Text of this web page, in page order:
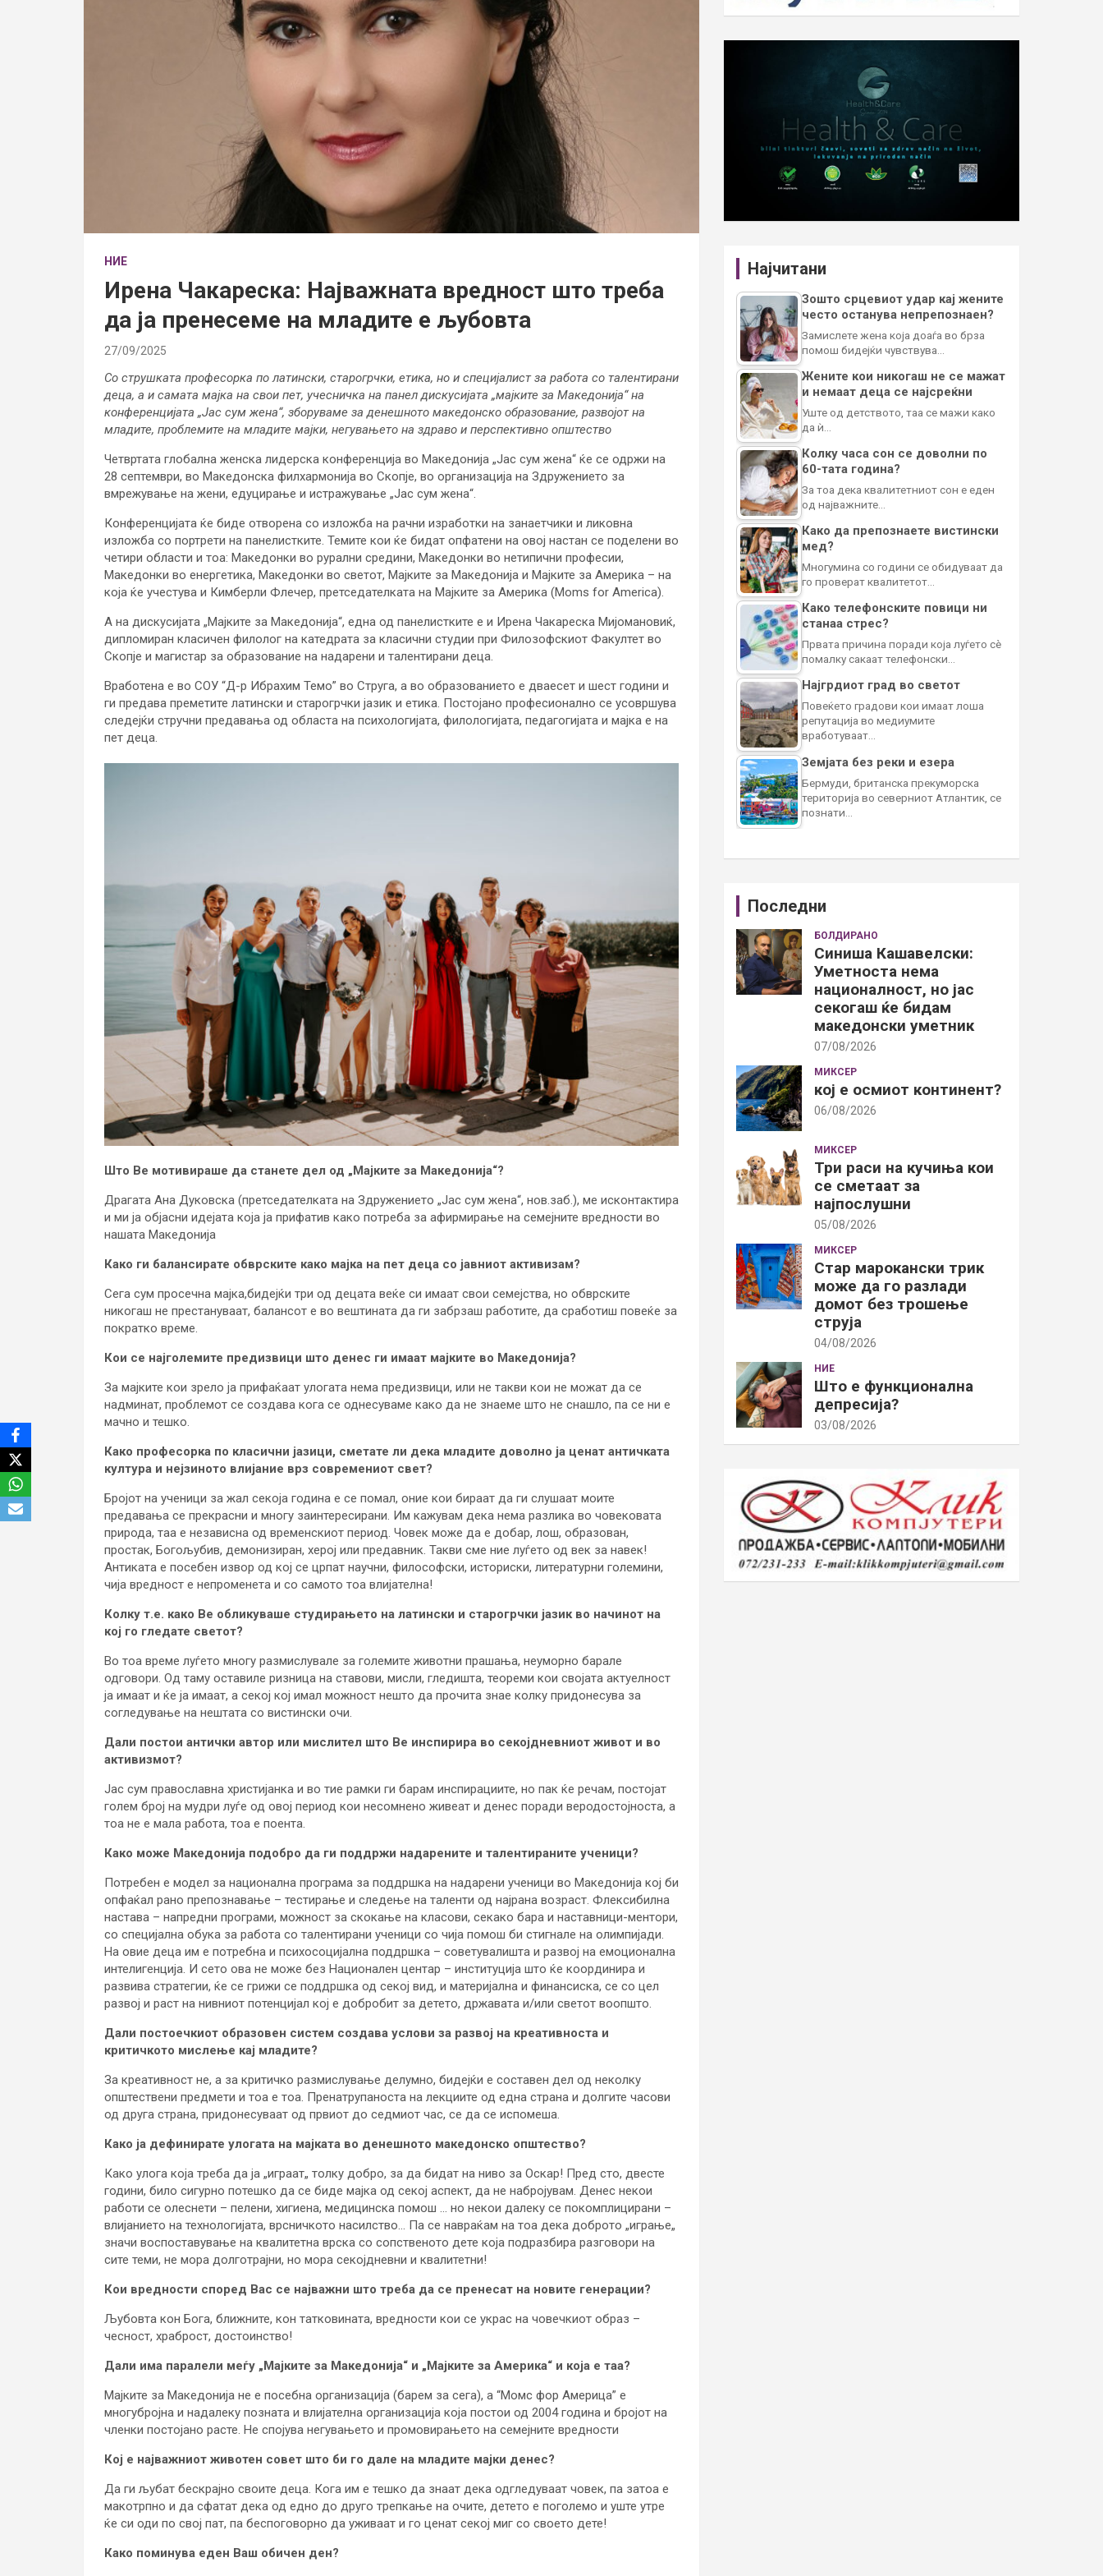
НИЕ
Ирена Чакареска: Најважната вредност што треба
да ја пренесеме на младите е љубовта
27/09/2025
Со струшката професорка по латински, старогрчки, етика, но и специјалист за работа со талентирани
деца, а и самата мајка на свои пет, учесничка на панел дискусијата „мајките за Македонија“ на
конференцијата „Јас сум жена“, зборуваме за денешното македонско образование, развојот на
младите, проблемите на младите мајки, негувањето на здраво и перспективно општество
Четвртата глобална женска лидерска конференција во Македонија „Јас сум жена“ ќе се одржи на
28 септември, во Македонска филхармонија во Скопје, во организација на Здружението за
вмрежување на жени, едуцирање и истражување „Јас сум жена“.
Конференцијата ќе биде отворена со изложба на рачни изработки на занаетчики и ликовна
изложба со портрети на панелистките. Темите кои ќе бидат опфатени на овој настан се поделени во
четири области и тоа: Македонки во рурални средини, Македонки во нетипични професии,
Македонки во енергетика, Македонки во светот, Мајките за Македонија и Мајките за Америка – на
која ќе учестува и Кимберли Флечер, претседателката на Мајките за Америка (Moms for America).
А на дискусијата „Мајките за Македонија“, една од панелистките е и Ирена Чакареска Мијомановиќ,
дипломиран класичен филолог на катедрата за класични студии при Филозофскиот Факултет во
Скопје и магистар за образование на надарени и талентирани деца.
Вработена е во СОУ “Д-р Ибрахим Темо” во Струга, а во образованието е дваесет и шест години и
ги предава преметите латински и старогрчки јазик и етика. Постојано професионално се усовршува
следејќи стручни предавања од областа на психологијата, филологијата, педагогијата и мајка е на
пет деца.
Што Ве мотивираше да станете дел од „Мајките за Македонија“?
Драгата Ана Дуковска (претседателката на Здружението „Јас сум жена“, нов.заб.), ме исконтактира
и ми ја објасни идејата која ја прифатив како потреба за афирмирање на семејните вредности во
нашата Македонија
Како ги балансирате обврските како мајка на пет деца со јавниот активизам?
Сега сум просечна мајка,бидејќи три од децата веќе си имаат свои семејства, но обврските
никогаш не престануваат, балансот е во вештината да ги забрзаш работите, да сработиш повеќе за
пократко време.
Кои се најголемите предизвици што денес ги имаат мајките во Македонија?
За мајките кои зрело ја прифаќаат улогата нема предизвици, или не такви кои не можат да се
надминат, проблемот се создава кога се однесуваме како да не знаеме што не снашло, па се ни е
мачно и тешко.
Како професорка по класични јазици, сметате ли дека младите доволно ја ценат античката
култура и нејзиното влијание врз современиот свет?
Бројот на ученици за жал секоја година е се помал, оние кои бираат да ги слушаат моите
предавања се прекрасни и многу заинтересирани. Им кажувам дека нема разлика во човековата
природа, таа е независна од временскиот период. Човек може да е добар, лош, образован,
простак, Богољубив, демонизиран, херој или предавник. Такви сме ние луѓето од век за навек!
Антиката е посебен извор од кој се црпат научни, философски, историски, литературни големини,
чија вредност е непроменета и со самото тоа влијателна!
Колку т.е. како Ве обликуваше студирањето на латински и старогрчки јазик во начинот на
кој го гледате светот?
Во тоа време луѓето многу размислувале за големите животни прашања, неуморно барале
одговори. Од таму оставиле ризница на ставови, мисли, гледишта, теореми кои својата актуелност
ја имаат и ќе ја имаат, а секој кој имал можност нешто да прочита знае колку придонесува за
согледување на нештата со вистински очи.
Дали постои антички автор или мислител што Ве инспирира во секојдневниот живот и во
активизмот?
Јас сум православна христијанка и во тие рамки ги барам инспирациите, но пак ќе речам, постојат
голем број на мудри луѓе од овој период кои несомнено живеат и денес поради веродостојноста, а
тоа не е мала работа, тоа е поента.
Како може Македонија подобро да ги поддржи надарените и талентираните ученици?
Потребен е модел за национална програма за поддршка на надарени ученици во Македонија кој би
опфаќал рано препознавање – тестирање и следење на таленти од најрана возраст. Флексибилна
настава – напредни програми, можност за скокање на класови, секако бара и наставници-ментори,
со специјална обука за работа со талентирани ученици со чија помош би стигнале на олимпијади.
На овие деца им е потребна и психосоцијална поддршка – советувалишта и развој на емоционална
интелигенција. И сето ова не може без Национален центар – институција што ќе координира и
развива стратегии, ќе се грижи се поддршка од секој вид, и материјална и финансиска, се со цел
развој и раст на нивниот потенцијал кој е добробит за детето, државата и/или светот воопшто.
Дали постоечкиот образовен систем создава услови за развој на креативноста и
критичкото мислење кај младите?
За креативност не, а за критичко размислување делумно, бидејќи е составен дел од неколку
општествени предмети и тоа е тоа. Пренатрупаноста на лекциите од една страна и долгите часови
од друга страна, придонесуваат од првиот до седмиот час, се да се испомеша.
Како ја дефинирате улогата на мајката во денешното македонско општество?
Како улога која треба да ја „играат„ толку добро, за да бидат на ниво за Оскар! Пред сто, двесте
години, било сигурно потешко да се биде мајка од секој аспект, да не набројувам. Денес некои
работи се олеснети – пелени, хигиена, медицинска помош … но некои далеку се покомплицирани –
влијанието на технологијата, врсничкото насилство… Па се навраќам на тоа дека доброто „играње„
значи воспоставување на квалитетна врска со сопственото дете која подразбира разговори на
сите теми, не мора долготрајни, но мора секојдневни и квалитетни!
Кои вредности според Вас се најважни што треба да се пренесат на новите генерации?
Љубовта кон Бога, ближните, кон татковината, вредности кои се украс на човечкиот образ –
чесност, храброст, достоинство!
Дали има паралели меѓу „Мајките за Македонија“ и „Мајките за Америка“ и која е таа?
Мајките за Македонија не е посебна организација (барем за сега), а “Момс фор Америца” е
многубројна и надалеку позната и влијателна организација која постои од 2004 година и бројот на
членки постојано расте. Не спојува негувањето и промовирањето на семејните вредности
Кој е најважниот животен совет што би го дале на младите мајки денес?
Да ги љубат бескрајно своите деца. Кога им е тешко да знаат дека одгледуваат човек, па затоа е
макотрпно и да сфатат дека од едно до друго трепкање на очите, детето е поголемо и уште утре
ќе си оди по свој пат, па беспоговорно да уживаат и го ценат секој миг со своето дете!
Како поминува еден Ваш обичен ден?
Најчитани
Зошто срцевиот удар кај жените
често останува непрепознаен?
Замислете жена која доаѓа во брза
помош бидејќи чувствува…
Жените кои никогаш не се мажат
и немаат деца се најсреќни
Уште од детството, таа се мажи како
да ѝ…
Колку часа сон се доволни по
60-тата година?
За тоа дека квалитетниот сон е еден
од најважните…
Како да препознаете вистински
мед?
Многумина со години се обидуваат да
го проверат квалитетот…
Како телефонските повици ни
станаа стрес?
Првата причина поради која луѓето сè
помалку сакаат телефонски…
Најгрдиот град во светот
Повеќето градови кои имаат лоша
репутација во медиумите
вработуваат…
Земјата без реки и езера
Бермуди, британска прекуморска
територија во северниот Атлантик, се
познати…
Последни
БОЛДИРАНО
Синиша Кашавелски:
Уметноста нема
националност, но јас
секогаш ќе бидам
македонски уметник
07/08/2026
МИКСЕР
кој е осмиот континент?
06/08/2026
МИКСЕР
Три раси на кучиња кои
се сметаат за
најпослушни
05/08/2026
МИКСЕР
Стар марокански трик
може да го разлади
домот без трошење
струја
04/08/2026
НИЕ
Што е функционална
депресија?
03/08/2026